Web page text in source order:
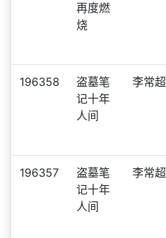
再度燃
烧
196358
盗墓笔
记十年
人间
李常超
196357
盗墓笔
记十年
人间
李常超